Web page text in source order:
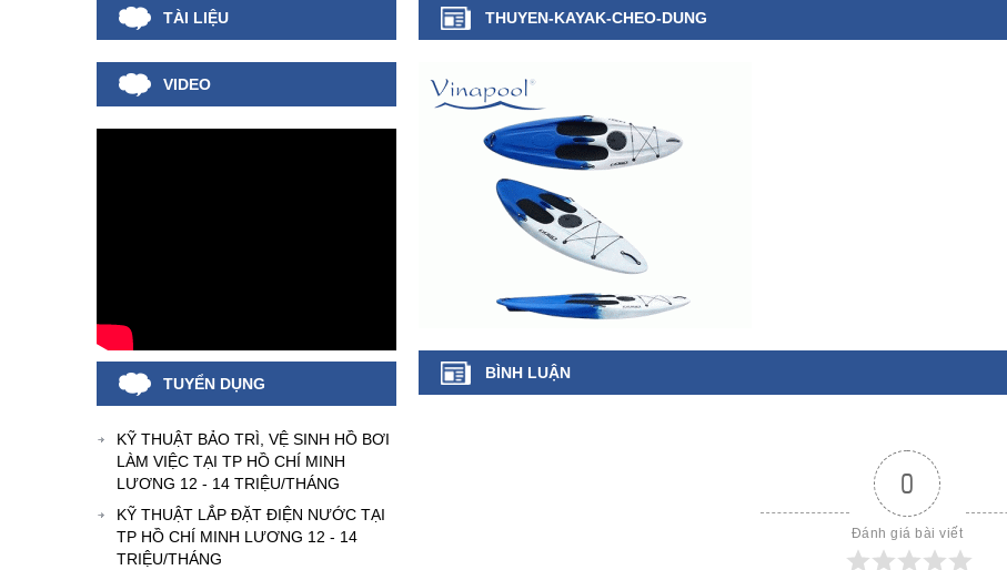
TÀI LIỆU
VIDEO
TUYỂN DỤNG
KỸ THUẬT BẢO TRÌ, VỆ SINH HỒ BƠI
LÀM VIỆC TẠI TP HỒ CHÍ MINH
LƯƠNG 12 - 14 TRIỆU/THÁNG
KỸ THUẬT LẮP ĐẶT ĐIỆN NƯỚC TẠI
TP HỒ CHÍ MINH LƯƠNG 12 - 14
TRIỆU/THÁNG
THUYEN-KAYAK-CHEO-DUNG
BÌNH LUẬN
0
Đánh giá bài viết